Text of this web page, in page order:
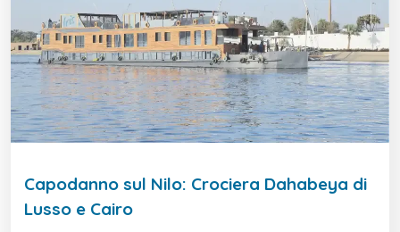
Capodanno sul Nilo: Crociera Dahabeya di
Lusso e Cairo